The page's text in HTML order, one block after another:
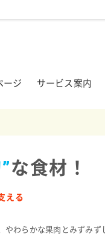
ージ サービス案内
な食材！
える
やわらかな果肉とみずみず